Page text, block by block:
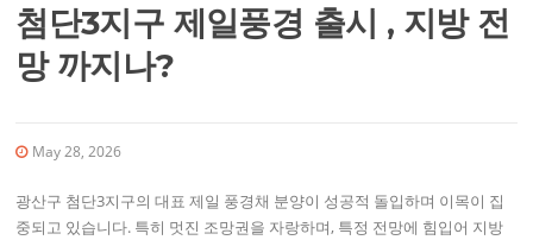
첨단3지구 제일풍경 출시 , 지방 전
망 까지나?
May 28, 2026
광산구 첨단3지구의 대표 제일 풍경채 분양이 성공적 돌입하며 이목이 집
중되고 있습니다. 특히 멋진 조망권을 자랑하며, 특정 전망에 힘입어 지방